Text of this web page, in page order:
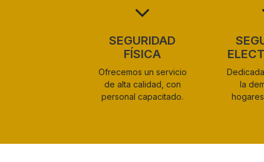
SEGURIDAD
FÍSICA
Ofrecemos un servicio
de alta calidad, con
personal capacitado.
la